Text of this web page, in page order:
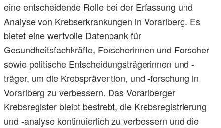
eine entscheidende Rolle bei der Erfassung und
Analyse von Krebserkrankungen in Vorarlberg. Es
bietet eine wertvolle Datenbank für
Gesundheitsfachkräfte, Forscherinnen und Forscher
sowie politische Entscheidungsträgerinnen und -
träger, um die Krebsprävention, und -forschung in
Vorarlberg zu verbessern. Das Vorarlberger
Krebsregister bleibt bestrebt, die Krebsregistrierung
und -analyse kontinuierlich zu verbessern und die